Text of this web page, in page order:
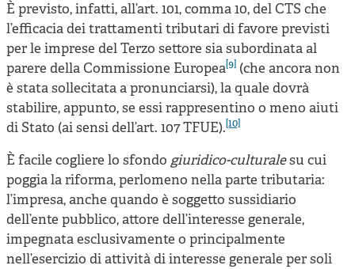
È previsto, infatti, all’art. 101, comma 10, del CTS che
l’efficacia dei trattamenti tributari di favore previsti
per le imprese del Terzo settore sia subordinata al
parere della Commissione Europea[9] (che ancora non
è stata sollecitata a pronunciarsi), la quale dovrà
stabilire, appunto, se essi rappresentino o meno aiuti
di Stato (ai sensi dell’art. 107 TFUE).[10]
È facile cogliere lo sfondo giuridico-culturalesu cui
poggia la riforma, perlomeno nella parte tributaria:
l’impresa, anche quando è soggetto sussidiario
dell’ente pubblico, attore dell’interesse generale,
impegnata esclusivamente o principalmente
nell’esercizio di attività di interesse generale per soli